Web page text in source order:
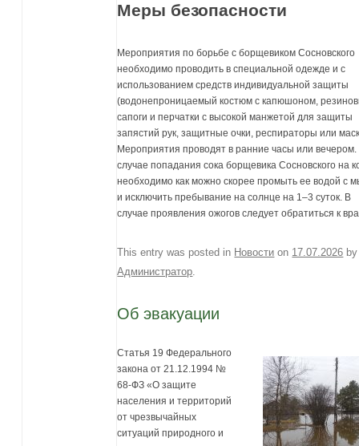
Меры безопасности
Мероприятия по борьбе с борщевиком Сосновского
необходимо проводить в специальной одежде и с
использованием средств индивидуальной защиты
(водонепроницаемый костюм с капюшоном,
сапоги и перчатки с высокой манжетой для защиты
запястий рук, защитные очки, респираторы или
Мероприятия проводят в ранние часы или
случае попадания сока борщевика Сосновского на
необходимо как можно скорее промыть ее водой с
и исключить пребывание на солнце на 1–3 суток. В
случае проявления ожогов следует обратиться к
This entry was posted in Новости on 17.07.2026 by
Администратор.
Об эвакуации
Статья 19 Федерального
закона от 21.12.1994 №
68-ФЗ «О защите
населения и территорий
от чрезвычайных
ситуаций природного и